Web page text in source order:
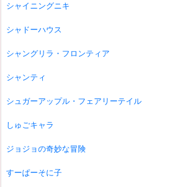
シャイニングニキ
シャドーハウス
シャングリラ・フロンティア
シャンティ
シュガーアップル・フェアリーテイル
しゅごキャラ
ジョジョの奇妙な冒険
すーぱーそに子